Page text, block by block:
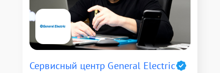
Сервисный центр General Electric